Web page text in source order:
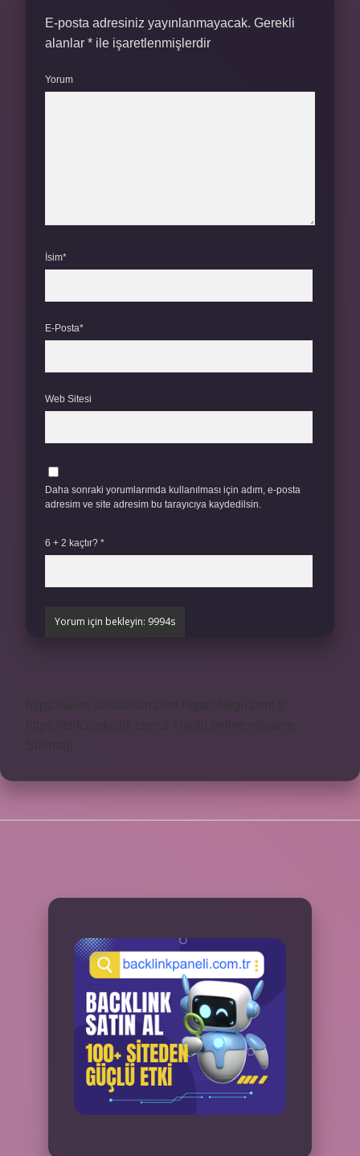
E-posta adresiniz yayınlanmayacak. Gerekli
alanlar * ile işaretlenmişlerdir
Yorum
İsim*
E-Posta*
Web Sitesi
Daha sonraki yorumlarımda kullanılması için adım, e-posta
adresim ve site adresim bu tarayıcıya kaydedilsin.
6 + 2 kaçtır? *